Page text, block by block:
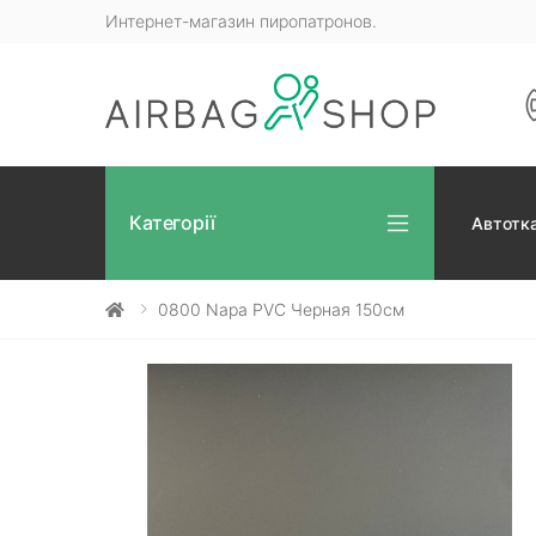
Интернет-магазин пиропатронов.
Категорії
0800 Napa PVC Черная 150см